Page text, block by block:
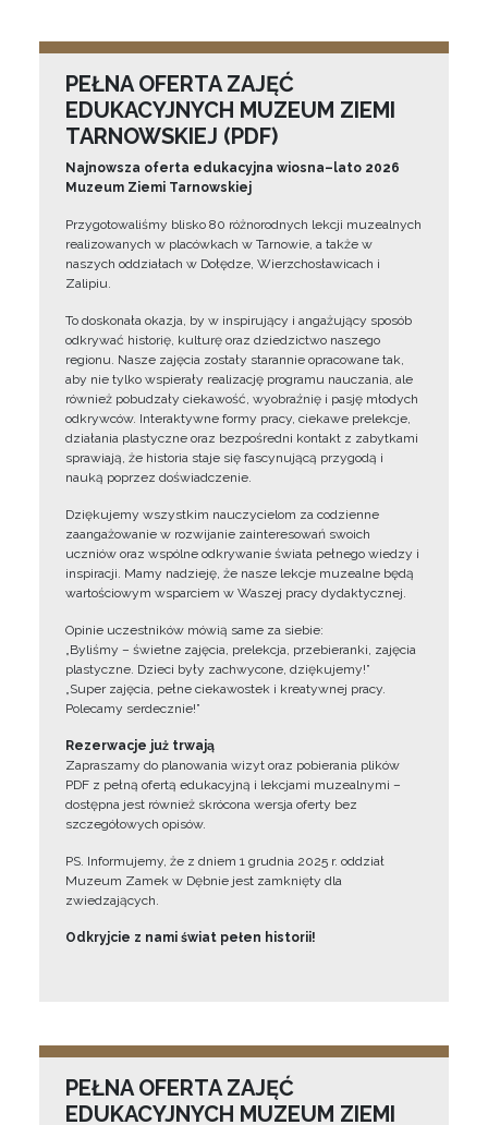
PEŁNA OFERTA ZAJĘĆ
EDUKACYJNYCH MUZEUM ZIEMI
TARNOWSKIEJ (PDF)
Najnowsza oferta edukacyjna wiosna–lato 2026
Muzeum Ziemi Tarnowskiej
Przygotowaliśmy blisko 80 różnorodnych lekcji muzealnych
realizowanych w placówkach w Tarnowie, a także w
naszych oddziałach w Dołędze, Wierzchosławicach i
Zalipiu.
To doskonała okazja, by w inspirujący i angażujący sposób
odkrywać historię, kulturę oraz dziedzictwo naszego
regionu. Nasze zajęcia zostały starannie opracowane tak,
aby nie tylko wspierały realizację programu nauczania, ale
również pobudzały ciekawość, wyobraźnię i pasję młodych
odkrywców. Interaktywne formy pracy, ciekawe prelekcje,
działania plastyczne oraz bezpośredni kontakt z zabytkami
sprawiają, że historia staje się fascynującą przygodą i
nauką poprzez doświadczenie.
Dziękujemy wszystkim nauczycielom za codzienne
zaangażowanie w rozwijanie zainteresowań swoich
uczniów oraz wspólne odkrywanie świata pełnego wiedzy i
inspiracji. Mamy nadzieję, że nasze lekcje muzealne będą
wartościowym wsparciem w Waszej pracy dydaktycznej.
Opinie uczestników mówią same za siebie:
„Byliśmy – świetne zajęcia, prelekcja, przebieranki, zajęcia
plastyczne. Dzieci były zachwycone, dziękujemy!”
„Super zajęcia, pełne ciekawostek i kreatywnej pracy.
Polecamy serdecznie!”
Rezerwacje już trwają
Zapraszamy do planowania wizyt oraz pobierania plików
PDF z pełną ofertą edukacyjną i lekcjami muzealnymi –
dostępna jest również skrócona wersja oferty bez
szczegółowych opisów.
PS. Informujemy, że z dniem 1 grudnia 2025 r. oddział
Muzeum Zamek w Dębnie jest zamknięty dla
zwiedzających.
Odkryjcie z nami świat pełen historii!
PEŁNA OFERTA ZAJĘĆ
EDUKACYJNYCH MUZEUM ZIEMI